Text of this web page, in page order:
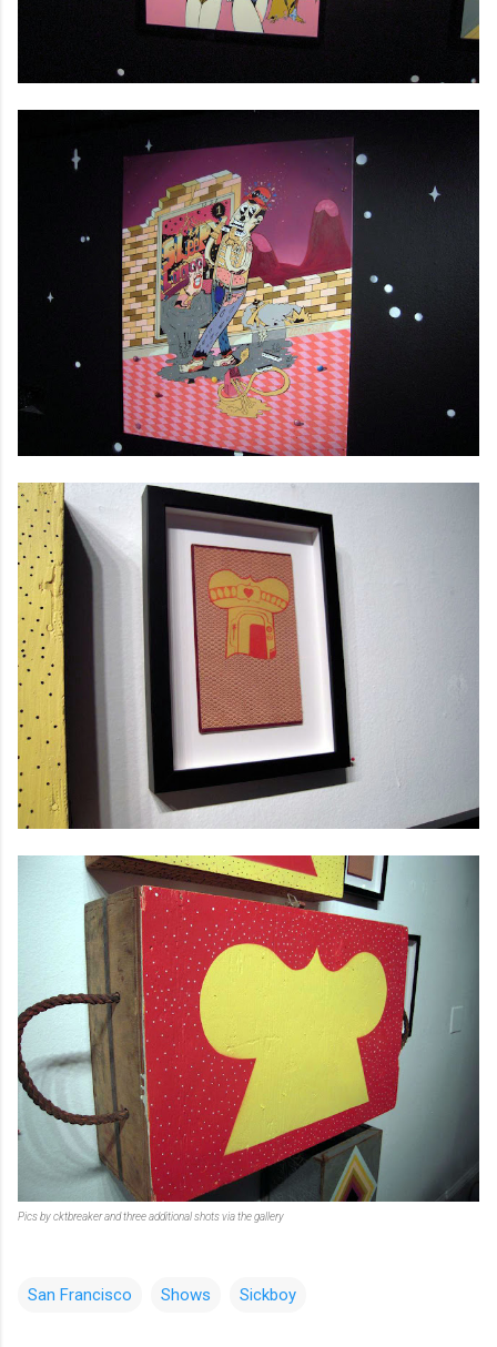
Pics by cktbreaker and three additional shots via the gallery
San Francisco Shows Sickboy